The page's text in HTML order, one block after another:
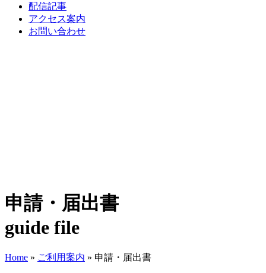
配信記事
アクセス案内
お問い合わせ
申請・届出書
guide file
Home » ご利用案内 » 申請・届出書